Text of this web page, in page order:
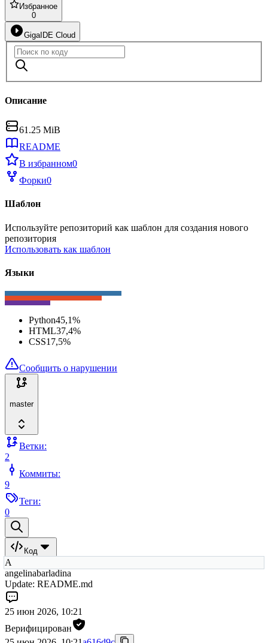
Избранное
0
GigaIDE Cloud
Описание
61.25 MiB
README
В избранном0
Форки0
Шаблон
Используйте репозиторий как шаблон для создания нового
репозитория
Использовать как шаблон
Языки
Python45,1%
HTML37,4%
CSS17,5%
Сообщить о нарушении
master
Ветки:
2
Коммиты:
9
Теги:
0
Код
A
angelinabarladina
Update: README.md
25 июн 2026, 10:21
Верифицирован